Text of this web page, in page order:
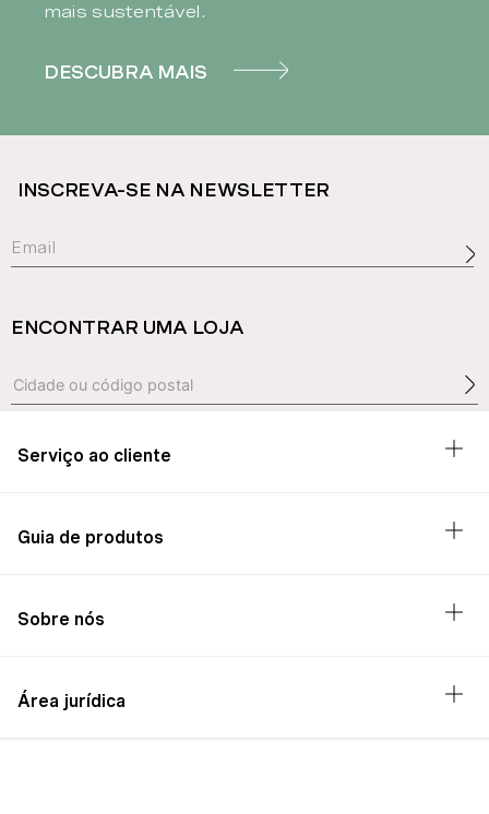
mais sustentável.
DESCUBRA MAIS
INSCREVA-SE NA NEWSLETTER
ENCONTRAR UMA LOJA
Serviço ao cliente
Guia de produtos
Sobre nós
Área jurídica